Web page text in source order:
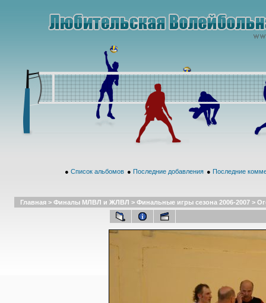
● Список альбомов ● Последние добавления ● Последние
Главная > Финалы МЛВЛ и ЖЛВЛ > Финальные игры сезона 2006-2007 >